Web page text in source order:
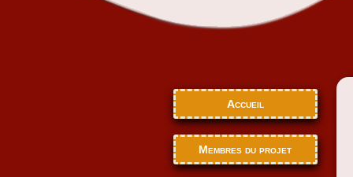
Accueil
Membres du projet